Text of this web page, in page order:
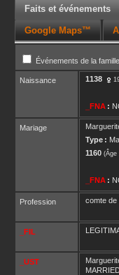
Faits et événements
Google Maps™
Événements de la
Naissance 1138
_FNA :
Mariage
Type :
1160 (Âge
_FNA :
Profession comte de
_FIL
_UST